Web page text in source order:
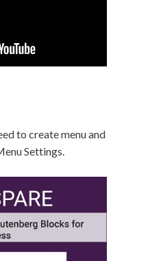
to create menu and
Settings.